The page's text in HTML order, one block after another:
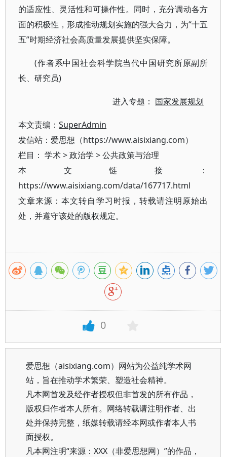
的适应性、灵活性和可操作性。同时，充分调动各方
面的积极性，形成推动规划实施的强大合力，为“十五
五”时期经济社会高质量发展提供坚实保障。
(作者系中国社会科学院当代中国研究所原副所
长、研究员)
进入专题： 国家发展规划
本文责编： SuperAdmin
发信站：爱思想（https://www.aisixiang.com）
栏目： 学术>政治学 >公共政策与治理
本文链接：
https://www.aisixiang.com/data/167717.html
文章来源：本文转自学习时报，转载请注明原始出
处，并遵守该处的版权规定。
0
爱思想（aisixiang.com）网站为公益纯学术网
站，旨在推动学术繁荣、塑造社会精神。
凡本网首发及经作者授权但非首发的所有作品，
版权归作者本人所有。网络转载请注明作者、出
处并保持完整，纸媒转载请经本网或作者本人书
面授权。
凡本网注明“来源：XXX（非爱思想网）”的作品，